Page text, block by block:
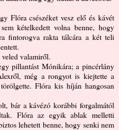
Flóra csészéket vesz elő és kávét
kételkedett volna benne, hogy
fintorogva rakta tálcára a két teli
valamiről.
pillantást Mónikára; a pincérlány
még a rongyot is kiejtette a
Flóra kis híján hangosan
bár a kávézó korábbi forgalmától
Flóra az egyik ablak melletti
lehetett benne, hogy senki nem